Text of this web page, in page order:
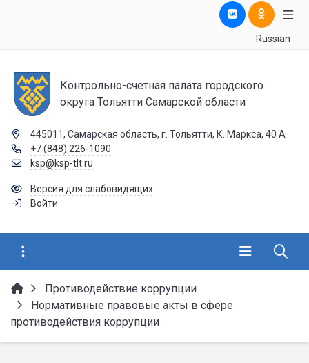
Russian
Контрольно-счетная палата городского
округа Тольятти Самарской области
445011, Самарская область, г. Тольятти, К. Маркса, 40 А
+7 (848) 226-1090
ksp@ksp-tlt.ru
Версия для слабовидящих
Войти
Противодействие коррупции
Нормативные правовые акты в сфере
противодействия коррупции